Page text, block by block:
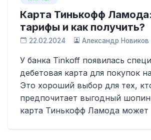
Карта Тинькофф
тарифы и как получить?
22.02.2024 Александр Новиков
У банка Tinkoff появилась
дебетовая карта для покупок
Это хороший выбор для тех,
предпочитает выгодный
карта Тинькофф Ламода может